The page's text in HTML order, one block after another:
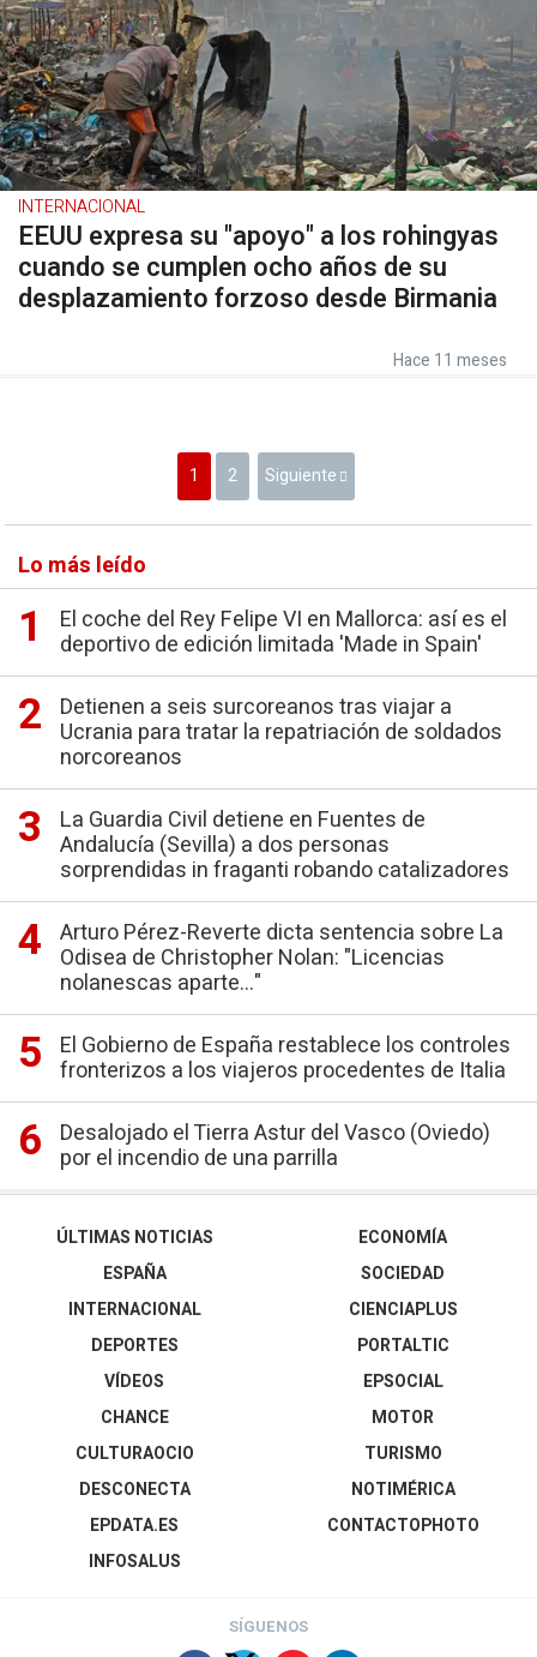
INTERNACIONAL
EEUU expresa su "apoyo" a los rohingyas
cuando se cumplen ocho años de su
desplazamiento forzoso desde Birmania
Hace 11 meses
1 2 Siguiente
Lo más leído
El coche del Rey Felipe VI en Mallorca: así es el
deportivo de edición limitada 'Made in Spain'
Detienen a seis surcoreanos tras viajar a
Ucrania para tratar la repatriación de soldados
norcoreanos
La Guardia Civil detiene en Fuentes de
Andalucía (Sevilla) a dos personas
sorprendidas in fraganti robando catalizadores
Arturo Pérez-Reverte dicta sentencia sobre La
Odisea de Christopher Nolan: "Licencias
nolanescas aparte..."
El Gobierno de España restablece los controles
fronterizos a los viajeros procedentes de Italia
Desalojado el Tierra Astur del Vasco (Oviedo)
por el incendio de una parrilla
ÚLTIMAS NOTICIAS
ESPAÑA
INTERNACIONAL
DEPORTES
VÍDEOS
ECONOMÍA
SOCIEDAD
CIENCIAPLUS
PORTALTIC
EPSOCIAL
CHANCE
CULTURAOCIO
DESCONECTA
EPDATA.ES
INFOSALUS
MOTOR
TURISMO
NOTIMÉRICA
CONTACTOPHOTO
SÍGUENOS